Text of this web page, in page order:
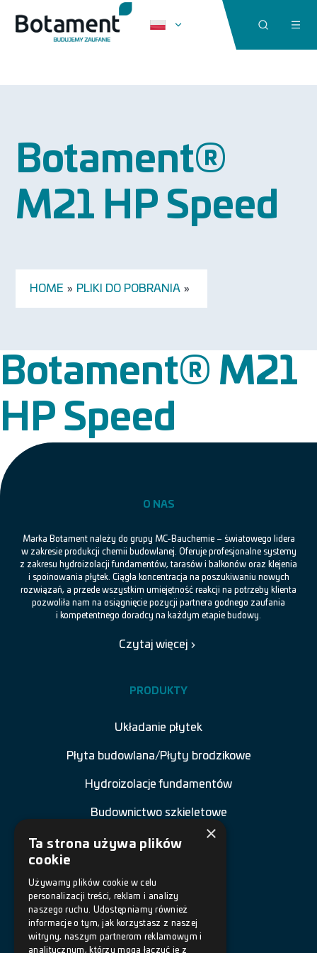
Botament®
M21 HP Speed
HOME » PLIKI DO POBRANIA »
Botament® M21
HP Speed
O NAS
Marka Botament należy do grupy MC-Bauchemie – światowego lidera
w zakresie produkcji chemii budowlanej. Oferuje profesjonalne systemy
z zakresu hydroizolacji fundamentów, tarasów i balkonów oraz klejenia
i spoinowania płytek. Ciągła koncentracja na poszukiwaniu nowych
rozwiązań, a przede wszystkim umiejętność reakcji na potrzeby klienta
pozwoliła nam na osiągnięcie pozycji partnera godnego zaufania
i kompetentnego doradcy na każdym etapie budowy.
Czytaj więcej
PRODUKTY
Układanie płytek
Płyta budowlana/Płyty brodzikowe
Hydroizolacje fundamentów
Budownictwo szkieletowe
Renowacja budowli
Posadzki żywiczne
Akcesoria
×
Ta strona używa plików
cookie
Używamy plików cookie w celu
personalizacji treści, reklam i analizy
naszego ruchu. Udostępniamy również
informacje o tym, jak korzystasz z naszej
witryny, naszym partnerom reklamowym i
analitycznym, którzy mogą łączyć je z